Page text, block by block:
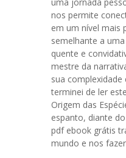
nos permite
em um nível mais
semelhante a
quente e
mestre da
sua complexidade
terminei de ler
Origem das
espanto, diante
pdf ebook grátis
mundo e nos